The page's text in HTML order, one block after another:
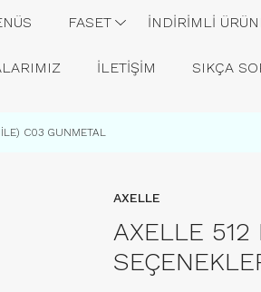
FASET İNDİRİMLİ
İLETİŞİM SIKÇA
C03 GUNMETAL
AXELLE
AXELLE 512